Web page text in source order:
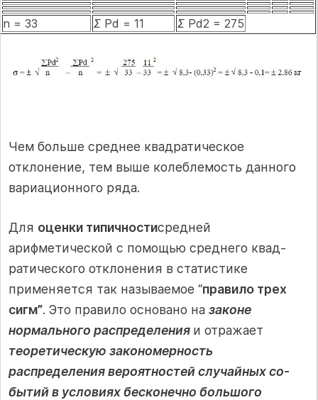
n = 33 Σ Pd = 11 Σ Pd2 = 275
Чем больше среднее квадратическое
отклонение, тем выше колеблемость данного
вариационного ряда.
Для оценки типичностисредней
арифметической с помощью среднего квад-
ратического отклонения в статистике
применяется так называемое “правило трех
сигм”. Это правило основано на законе
нормального распределения и отражает
теоретическую закономерность
распределения вероятностей случайных со-
бытий в условиях бесконечно большого